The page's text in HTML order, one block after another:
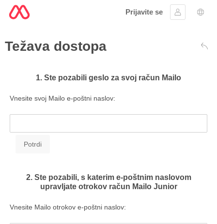
Prijavite se
Vpis
Težava dostopa
1. Ste pozabili geslo za svoj račun Mailo
Vnesite svoj Mailo e-poštni naslov:
2. Ste pozabili, s katerim e-poštnim naslovom
upravljate otrokov račun Mailo Junior
Vnesite Mailo otrokov e-poštni naslov: